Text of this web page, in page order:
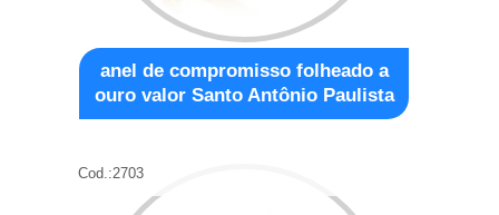
anel de compromisso folheado a
ouro valor Santo Antônio Paulista
Cod.:2703